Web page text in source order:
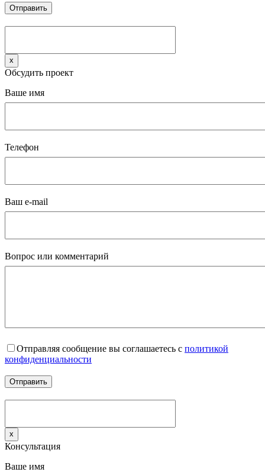
x
Обсудить проект
Ваше имя
Телефон
Ваш e-mail
Вопрос или комментарий
Отправляя сообщение вы соглашаетесь с политикой
конфиденциальности
x
Консультация
Ваше имя